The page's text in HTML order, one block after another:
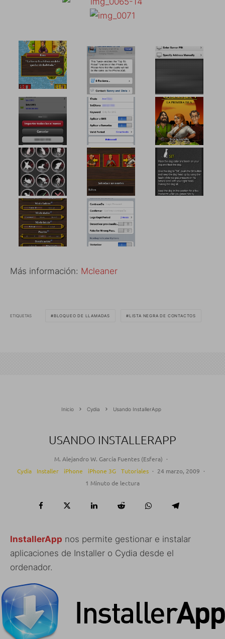
Más información: Mcleaner
ETIQUETAS BLOQUEO DE LLAMADAS LISTA NEGRA DE CONTACTOS
Inicio Cydia Usando InstallerApp
USANDO INSTALLERAPP
M. Alejandro W. García Fuentes (Esfera) ·
Cydia
Installer iPhone iPhone 3G Tutoriales · 24 marzo, 2009 ·
1 Minuto de lectura
InstallerApp nos permite gestionar e instalar
aplicaciones de Installer o Cydia desde el
ordenador.